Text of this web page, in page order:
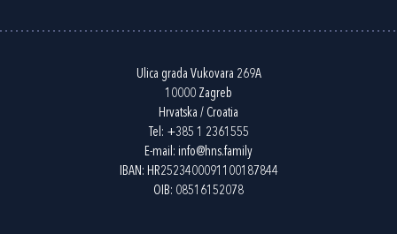
Ulica grada Vukovara 269A
10000 Zagreb
Hrvatska / Croatia
Tel: +385 1 2361555
E-mail: info@hns.family
IBAN: HR2523400091100187844
OIB: 08516152078